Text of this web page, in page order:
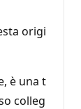
origi
è una t
colleg